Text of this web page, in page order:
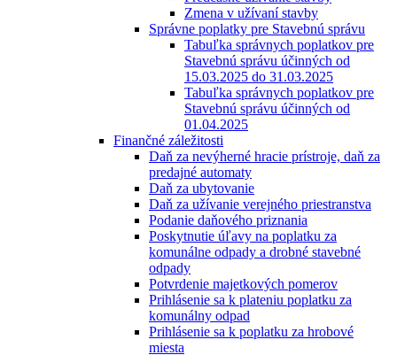
Zmena v užívaní stavby
Správne poplatky pre Stavebnú správu
Tabuľka správnych poplatkov pre
Stavebnú správu účinných od
15.03.2025 do 31.03.2025
Tabuľka správnych poplatkov pre
Stavebnú správu účinných od
01.04.2025
Finančné záležitosti
Daň za nevýherné hracie prístroje, daň za
predajné automaty
Daň za ubytovanie
Daň za užívanie verejného priestranstva
Podanie daňového priznania
Poskytnutie úľavy na poplatku za
komunálne odpady a drobné stavebné
odpady
Potvrdenie majetkových pomerov
Prihlásenie sa k plateniu poplatku za
komunálny odpad
Prihlásenie sa k poplatku za hrobové
miesta